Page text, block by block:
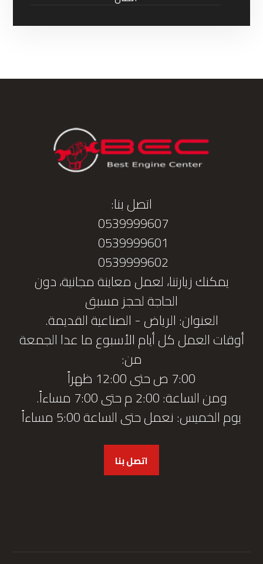
اتصل بنا:
0539999607
0539999601
0539999602
يمكنك زيارتنا، لعمل معاينة مجانية، دون
الحاجة لحجز مسبق
العنوان: الرياض - الصناعية القديمة.
أوقات العمل كل أيام الأسبوع ما عدا الجمعة
من:
7:00 ص حتى 12:00 ظهراً
ومن الساعة: 2:00 م حتى 7:00 مساءاً.
يوم الخميس: نعمل حتى الساعة 5:00 مساءاً
اتصل بنا